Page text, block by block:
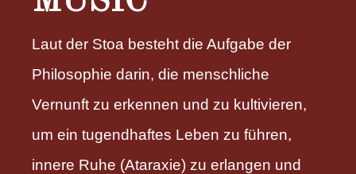
Laut der Stoa besteht die Aufgabe der
Philosophie darin, die menschliche
Vernunft zu erkennen und zu kultivieren,
um ein tugendhaftes Leben zu führen,
innere Ruhe (Ataraxie) zu erlangen und